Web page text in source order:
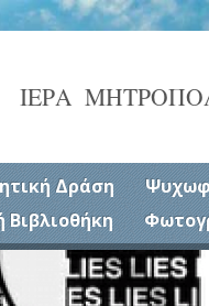
ΙΕΡΑ
Δράση